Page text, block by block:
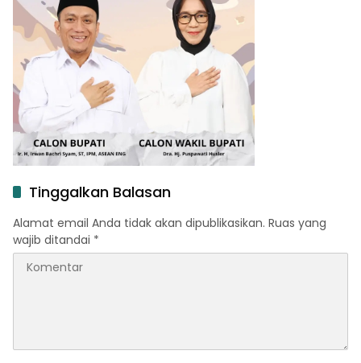
Tinggalkan Balasan
Alamat email Anda tidak akan dipublikasikan. Ruas yang
wajib ditandai *